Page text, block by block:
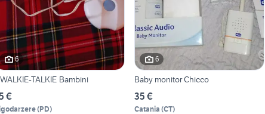
6
2 WALKIE-TALKIE Bambini
€
(PD)
6
Baby monitor Chicco
35 €
Catania (CT)